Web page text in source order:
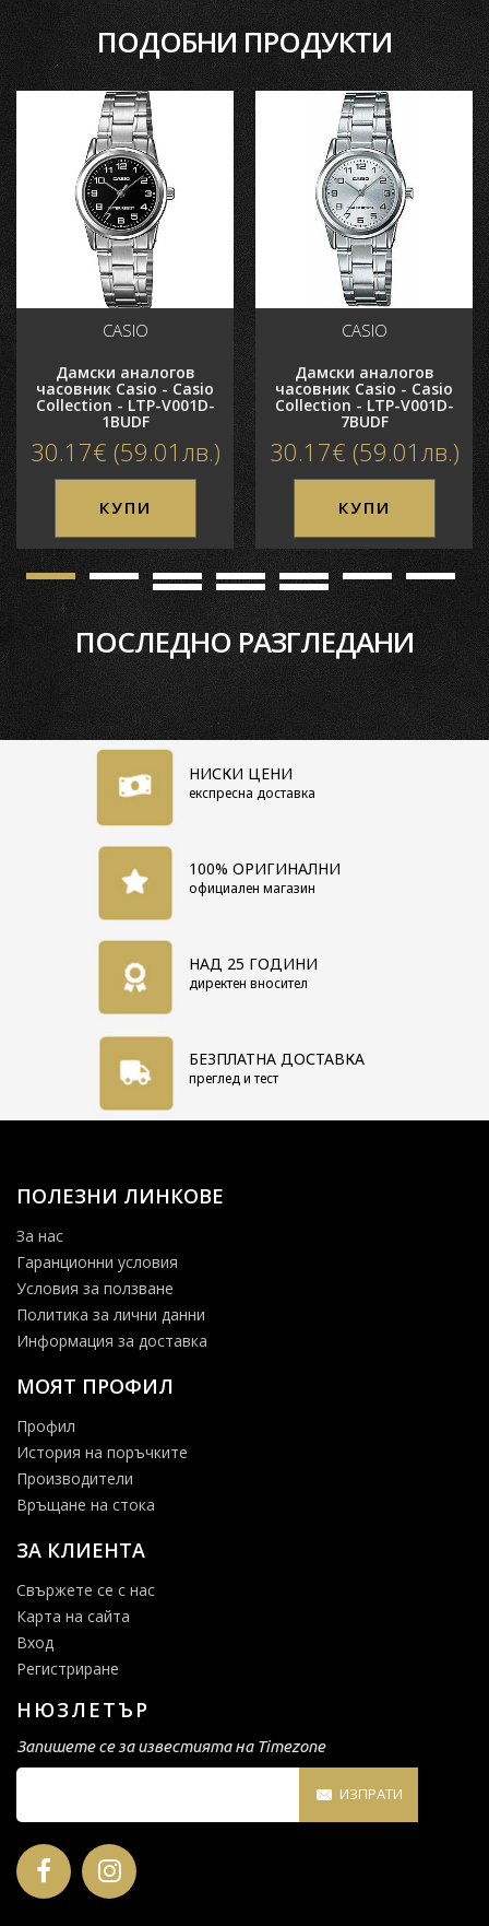
Водоустойчивост 3 BAR - Минимално напръскване с
вода
Гаранция: 2 години
Безплатна доставка за цялата страна
Основни характеристики
Дамски
Гаранция
2 години
Collection
Биколорен
Материал Каишка/Верижка
Стомана
Форма корпус
Механизъм
Кварцов
Циферблат
Аналогов
Водоустойчивост
Материал стъкло
Минерал
кристал
ПОДОБНИ ПРОДУКТИ
CASIO
Дамски аналогов
часовник Casio - Casio
Collection - LTP-V001D-
1BUDF
30.17€ (59.01лв.)
КУПИ
CASIO
Дамски аналогов
часовник Casio - Casio
Collection - LTP-V001D-
7BUDF
30.17€ (59.01лв.)
КУПИ
ПОСЛЕДНО РАЗГЛЕДАНИ
НИСКИ ЦЕНИ
експресна доставка
100% ОРИГИНАЛНИ
официален магазин
НАД 25 ГОДИНИ
директен вносител
БЕЗПЛАТНА ДОСТАВКА
преглед и тест
ПОЛЕЗНИ ЛИНКОВЕ
За нас
Гаранционни условия
Условия за ползване
Политика за лични данни
Информация за доставка
МОЯТ ПРОФИЛ
Профил
История на поръчките
Производители
Връщане на стока
ЗА КЛИЕНТА
Свържете се с нас
Карта на сайта
Вход
Регистриране
НЮЗЛЕТЪР
Запишете се за известията на Timezone
ИЗПРАТИ